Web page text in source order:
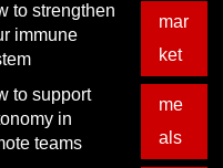
to strengthen
immune
to support
in
teams
mar
ket
me
als